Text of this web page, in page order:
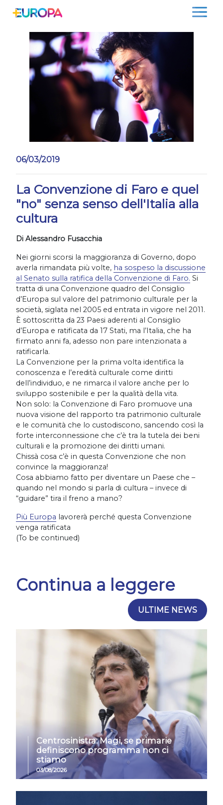
06/03/2019
La Convenzione di Faro e quel
"no" senza senso dell'Italia alla
cultura
Di Alessandro Fusacchia
Nei giorni scorsi la maggioranza di Governo, dopo
averla rimandata più volte, ha sospeso la discussione
al Senato sulla ratifica della Convenzione di Faro. Si
tratta di una Convenzione quadro del Consiglio
d’Europa sul valore del patrimonio culturale per la
società, siglata nel 2005 ed entrata in vigore nel 2011.
È sottoscritta da 23 Paesi aderenti al Consiglio
d’Europa e ratificata da 17 Stati, ma l’Italia, che ha
firmato anni fa, adesso non pare intenzionata a
ratificarla.
La Convenzione per la prima volta identifica la
conoscenza e l’eredità culturale come diritti
dell’individuo, e ne rimarca il valore anche per lo
sviluppo sostenibile e per la qualità della vita.
Non solo: la Convenzione di Faro promuove una
nuova visione del rapporto tra patrimonio culturale
e le comunità che lo custodiscono, sancendo così la
forte interconnessione che c’è tra la tutela dei beni
culturali e la promozione dei diritti umani.
Chissà cosa c’è in questa Convenzione che non
convince la maggioranza!
Cosa abbiamo fatto per diventare un Paese che –
quando nel mondo si parla di cultura – invece di
“guidare” tira il freno a mano?
Più Europa lavorerà perché questa Convenzione
venga ratificata
(To be continued)
Continua a leggere
ULTIME NEWS
Centrosinistra: Magi, se primarie
definiscono programma non ci
stiamo
03/08/2026